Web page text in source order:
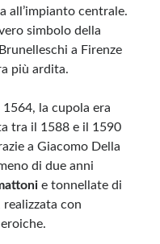
all’impianto centrale.
simbolo della
a Firenze
più ardita.
la cupola era
tra il 1588 e il 1590
a Giacomo Della
di due anni
e tonnellate di
con